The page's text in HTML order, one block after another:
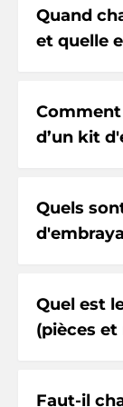
Quand
et quelle
d’un kit
Quels
Quel est
(pièces
Faut-il